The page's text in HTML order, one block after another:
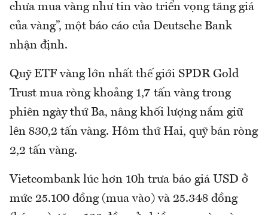
chưa mua vàng như tin vào triển vọng tăng giá
của vàng”, một báo cáo của Deutsche Bank
nhận định.
Quỹ ETF vàng lớn nhất thế giới SPDR Gold
Trust mua ròng khoảng 1,7 tấn vàng trong
phiên ngày thứ Ba, nâng khối lượng nắm giữ
lên 830,2 tấn vàng. Hôm thứ Hai, quỹ bán ròng
2,2 tấn vàng.
Vietcombank lúc hơn 10h trưa báo giá USD ở
mức 25.100 đồng (mua vào) và 25.348 đồng